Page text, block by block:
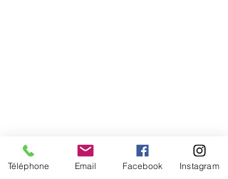
Téléphone Email Facebook Instagram